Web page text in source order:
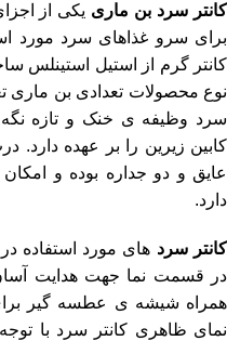
کانتر سرد بن ماری یکی از
برای سرو غذاهای سرد مورد
کانتر گرم از استیل استینلس
نوع محصولات تعدادی بن ماری
سرد وظیفه ی خنک و تازه
کابین زیرین را بر عهده دارد.
عایق و دو جداره بوده و
دارد.
کانتر سرد های مورد
در قسمت نما جهت هدایت
همراه شیشه ی عطسه گیر
نمای ظاهری کانتر سرد با